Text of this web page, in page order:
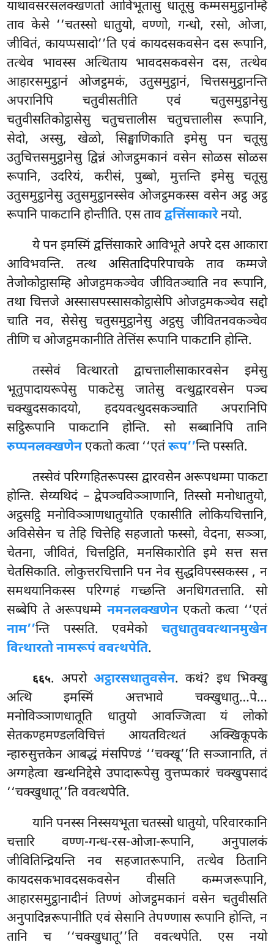
याथावसरसलक्खणतो आविभूतासु धातूसु कम्मसमुट्ठानम्हि
ताव केसे ‘‘चतस्सो धातुयो, वण्णो, गन्धो, रसो, ओजा,
जीवितं, कायप्पसादो’’ति एवं कायदसकवसेन दस रूपानि,
तत्थेव भावस्स अत्थिताय भावदसकवसेन दस, तत्थेव
आहारसमुट्ठानं ओजट्ठमकं, उतुसमुट्ठानं, चित्तसमुट्ठानन्ति
अपरानिपि चतुवीसतीति एवं चतुसमुट्ठानेसु
चतुवीसतिकोट्ठासेसु चतुचत्तालीस चतुचत्तालीस रूपानि,
सेदो, अस्सु, खेळो, सिङ्घाणिकाति इमेसु पन चतूसु
उतुचित्तसमुट्ठानेसु द्विन्नं ओजट्ठमकानं वसेन सोळस सोळस
रूपानि, उदरियं, करीसं, पुब्बो, मुत्तन्ति इमेसु चतूसु
उतुसमुट्ठानेसु उतुसमुट्ठानस्सेव ओजट्ठमकस्स वसेन अट्ठ अट्ठ
रूपानि पाकटानि होन्तीति. एस तावद्वत्तिंसाकारेनयो.
ये पन इमस्मिं द्वत्तिंसाकारे आविभूते अपरे दस आकारा
आविभवन्ति. तत्थ असितादिपरिपाचके ताव कम्मजे
तेजोकोट्ठासम्हि ओजट्ठमकञ्चेव जीवितञ्चाति नव रूपानि,
तथा चित्तजे अस्सासपस्सासकोट्ठासेपि ओजट्ठमकञ्चेव सद्दो
चाति नव, सेसेसु चतुसमुट्ठानेसु अट्ठसु जीवितनवकञ्चेव
तीणि च ओजट्ठमकानीति तेत्तिंस रूपानि पाकटानि होन्ति.
तस्सेवं वित्थारतो द्वाचत्तालीसाकारवसेन इमेसु
भूतुपादायरूपेसु पाकटेसु जातेसु वत्थुद्वारवसेन पञ्च
चक्खुदसकादयो, हदयवत्थुदसकञ्चाति अपरानिपि
सट्ठिरूपानि पाकटानि होन्ति. सो सब्बानिपि तानि
रुप्पनलक्खणेनएकतो कत्वा ‘‘एतंरूप’’न्ति पस्सति.
तस्सेवं परिग्गहितरूपस्स द्वारवसेन अरूपधम्मा पाकटा
होन्ति. सेय्यथिदं – द्वेपञ्चविञ्ञाणानि, तिस्सो मनोधातुयो,
अट्ठसट्ठि मनोविञ्ञाणधातुयोति एकासीति लोकियचित्तानि,
अविसेसेन च तेहि चित्तेहि सहजातो फस्सो, वेदना, सञ्ञा,
चेतना, जीवितं, चित्तट्ठिति, मनसिकारोति इमे सत्त सत्त
चेतसिकाति. लोकुत्तरचित्तानि पन नेव सुद्धविपस्सकस्स , न
समथयानिकस्स परिग्गहं गच्छन्ति अनधिगतत्ताति. सो
सब्बेपि ते अरूपधम्मे नमनलक्खणेनएकतो कत्वा ‘‘एतं
नाम’’न्ति पस्सति. एवमेको चतुधातुववत्थानमुखेन
वित्थारतो नामरूपं ववत्थपेति.
६६५. अपरो अट्ठारसधातुवसेन. कथं? इध भिक्खु
अत्थि इमस्मिं अत्तभावे चक्खुधातु…पे…
मनोविञ्ञाणधातूति धातुयो आवज्जित्वा यं लोको
सेतकण्हमण्डलविचित्तं आयतवित्थतं अक्खिकूपके
न्हारुसुत्तकेन आबद्धं मंसपिण्डं ‘‘चक्खू’’ति सञ्जानाति, तं
अग्गहेत्वा खन्धनिद्देसे उपादारूपेसु वुत्तप्पकारं चक्खुपसादं
‘‘चक्खुधातू’’ति ववत्थपेति.
यानि पनस्स निस्सयभूता चतस्सो धातुयो, परिवारकानि
चत्तारि वण्ण-गन्ध-रस-ओजा-रूपानि, अनुपालकं
जीवितिन्द्रियन्ति नव सहजातरूपानि, तत्थेव ठितानि
कायदसकभावदसकवसेन वीसति कम्मजरूपानि,
आहारसमुट्ठानादीनं तिण्णं ओजट्ठमकानं वसेन चतुवीसति
अनुपादिन्नरूपानीति एवं सेसानि तेपण्णास रूपानि होन्ति, न
तानि च ‘‘चक्खुधातू’’ति ववत्थपेति. एस नयो